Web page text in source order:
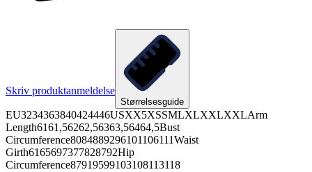
Skriv produktanmeldelse
Størrelsesguide
EU3234363840424446USXX5XSSMLXLXXLXXLArm
Length6161,56262,56363,56464,5Bust
Circumference8084889296101106111Waist
Girth6165697377828792Hip
Circumference87919599103108113118